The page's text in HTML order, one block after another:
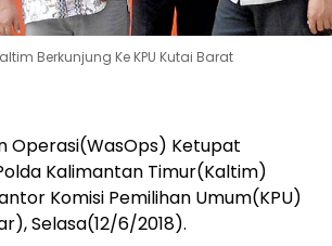
Berkunjung Ke KPU Kutai Barat
Operasi(WasOps) Ketupat
Kalimantan Timur(Kaltim)
Komisi Pemilihan Umum(KPU)
Selasa(12/6/2018).